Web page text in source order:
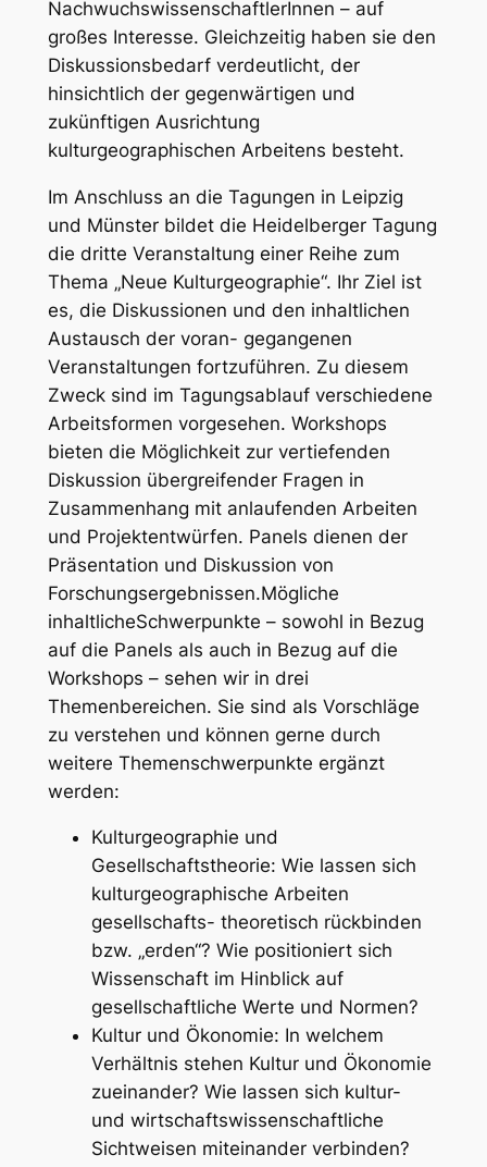
NachwuchswissenschaftlerInnen – auf
großes Interesse. Gleichzeitig haben sie den
Diskussionsbedarf verdeutlicht, der
hinsichtlich der gegenwärtigen und
zukünftigen Ausrichtung
kulturgeographischen Arbeitens besteht.
Im Anschluss an die Tagungen in Leipzig
und Münster bildet die Heidelberger Tagung
die dritte Veranstaltung einer Reihe zum
Thema „Neue Kulturgeographie“. Ihr Ziel ist
es, die Diskussionen und den inhaltlichen
Austausch der voran- gegangenen
Veranstaltungen fortzuführen. Zu diesem
Zweck sind im Tagungsablauf verschiedene
Arbeitsformen vorgesehen. Workshops
bieten die Möglichkeit zur vertiefenden
Diskussion übergreifender Fragen in
Zusammenhang mit anlaufenden Arbeiten
und Projektentwürfen. Panels dienen der
Präsentation und Diskussion von
Forschungsergebnissen.Mögliche
inhaltlicheSchwerpunkte – sowohl in Bezug
auf die Panels als auch in Bezug auf die
Workshops – sehen wir in drei
Themenbereichen. Sie sind als Vorschläge
zu verstehen und können gerne durch
weitere Themenschwerpunkte ergänzt
werden:
Kulturgeographie und
Gesellschaftstheorie: Wie lassen sich
kulturgeographische Arbeiten
gesellschafts- theoretisch rückbinden
bzw. „erden“? Wie positioniert sich
Wissenschaft im Hinblick auf
gesellschaftliche Werte und Normen?
Kultur und Ökonomie: In welchem
Verhältnis stehen Kultur und Ökonomie
zueinander? Wie lassen sich kultur-
und wirtschaftswissenschaftliche
Sichtweisen miteinander verbinden?